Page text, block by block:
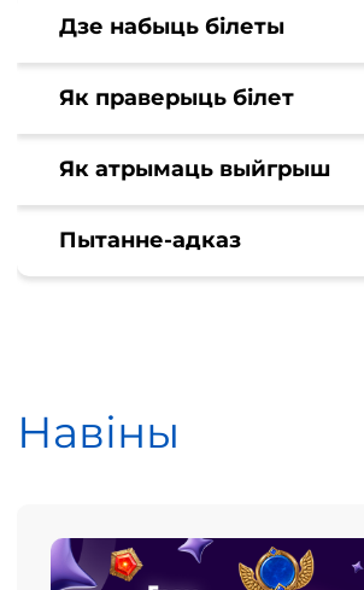
Дзе набыць білеты
Як праверыць білет
Як атрымаць выйгрыш
Пытанне-адказ
Навіны